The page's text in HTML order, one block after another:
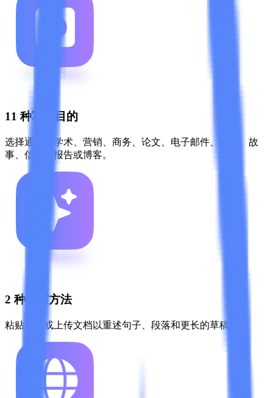
11 种写作目的
选择通用、学术、营销、商务、论文、电子邮件、法律、故
事、信件、报告或博客。
2 种改写方法
粘贴文本或上传文档以重述句子、段落和更长的草稿。